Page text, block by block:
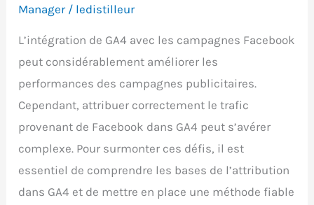
Manager/ ledistilleur
L’intégration de GA4 avec les campagnes Facebook
peut considérablement améliorer les
performances des campagnes publicitaires.
Cependant, attribuer correctement le trafic
provenant de Facebook dans GA4 peut s’avérer
complexe. Pour surmonter ces défis, il est
essentiel de comprendre les bases de l’attribution
dans GA4 et de mettre en place une méthode fiable